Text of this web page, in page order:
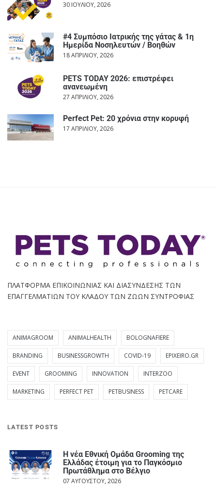
30 ΙΟΥΛΊΟΥ, 2026
#4 Συμπόσιο Ιατρικής της γάτας & 1η
Ημερίδα Νοσηλευτών / Βοηθών
18 ΑΠΡΙΛΊΟΥ, 2026
PETS TODAY 2026: επιστρέφει
ανανεωμένη
27 ΑΠΡΙΛΊΟΥ, 2026
Perfect Pet: 20 χρόνια στην κορυφή
17 ΑΠΡΙΛΊΟΥ, 2026
ΠΛΑΤΦΟΡΜΑ ΕΠΙΚΟΙΝΩΝΙΑΣ ΚΑΙ ΔΙΑΣΥΝΔΕΣΗΣ ΤΩΝ
ΕΠΑΓΓΕΛΜΑΤΙΩΝ ΤΟΥ ΚΛΑΔΟΥ ΤΩΝ ΖΩΩΝ ΣΥΝΤΡΟΦΙΑΣ
ANIMAGROOM ANIMALHEALTH BOLOGNAFIERE
BRANDING BUSINESSGROWTH COVID-19 EPIXEIRO.GR
EVENT GROOMING INNOVATION INTERZOO
MARKETING PERFECT PET PETBUSINESS PETCARE
LATEST POSTS
Η νέα Εθνική Ομάδα Grooming της
Ελλάδας έτοιμη για το Παγκόσμιο
Πρωτάθλημα στο Βέλγιο
07 ΑΥΓΟΎΣΤΟΥ, 2026